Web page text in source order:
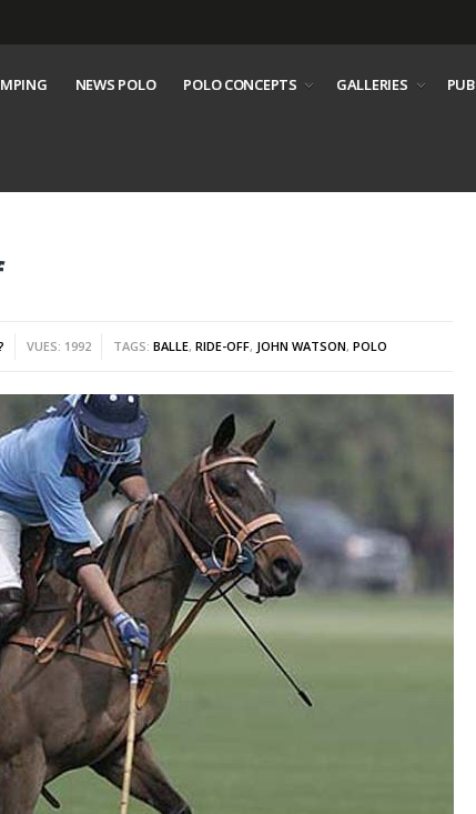
NEWS POLO POLO CONCEPTS GALLERIES PUB
VUES: 1992 TAGS:BALLE,RIDE-OFF, JOHN WATSON,POLO